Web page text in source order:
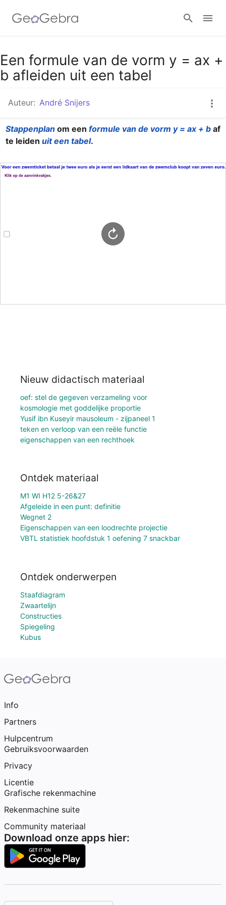
Google Classroom
Aanmelden
Een formule van de vorm y = ax +
b afleiden uit een tabel
Auteur: André Snijers
Stappenplan om een formule van de vorm y = ax + b af
te leiden uit een tabel.
Nieuw didactisch materiaal
oef: stel de gegeven verzameling voor
kosmologie met goddelijke proportie
Yusif ibn Kuseyir mausoleum - zijpaneel 1
teken en verloop van een reële functie
eigenschappen van een rechthoek
Ontdek materiaal
M1 WI H12 5-26&27
Afgeleide in een punt: definitie
Wegnet 2
Eigenschappen van een loodrechte projectie
VBTL statistiek hoofdstuk 1 oefening 7 snackbar
Ontdek onderwerpen
Staafdiagram
Zwaartelijn
Constructies
Spiegeling
Kubus
Info
Partners
Hulpcentrum
Gebruiksvoorwaarden
Privacy
Licentie
Grafische rekenmachine
Rekenmachine suite
Community materiaal
Download onze apps hier: